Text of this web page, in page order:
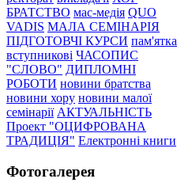
БРАТСТВО мас-медія QUO
VADIS МАЛА СЕМІНАРІЯ
ПІДГОТОВЧІ КУРСИ пам'ятка
вступникові ЧАСОПИС
"СЛОВО" ДИПЛОМНІ
РОБОТИ новини братства
новини хору новини малої
семінарії АКТУАЛЬНІСТЬ
Проект "ОЦИФРОВАНА
ТРАДИЦІЯ" Електронні книги
Фотогалерея